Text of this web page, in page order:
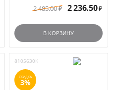
2 485.00 ₽ 2 236.50 ₽
В КОРЗИНУ
8105630K
СКИДКА
3%